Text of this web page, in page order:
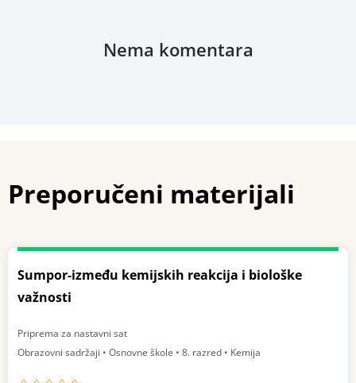
Nema komentara
Preporučeni materijali
Sumpor-između kemijskih reakcija i biološke
važnosti
Priprema za nastavni sat
Obrazovni sadržaji • Osnovne škole • 8. razred • Kemija